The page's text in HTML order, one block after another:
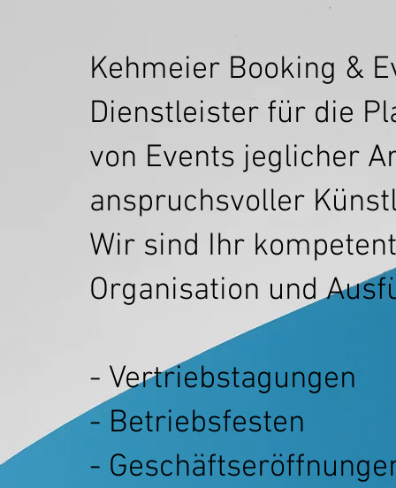
Kehmeier Booking &
Dienstleister für die
von Events jeglicher
anspruchsvoller
Wir sind Ihr
Organisation und
- Vertriebstagungen
- Betriebsfesten
-